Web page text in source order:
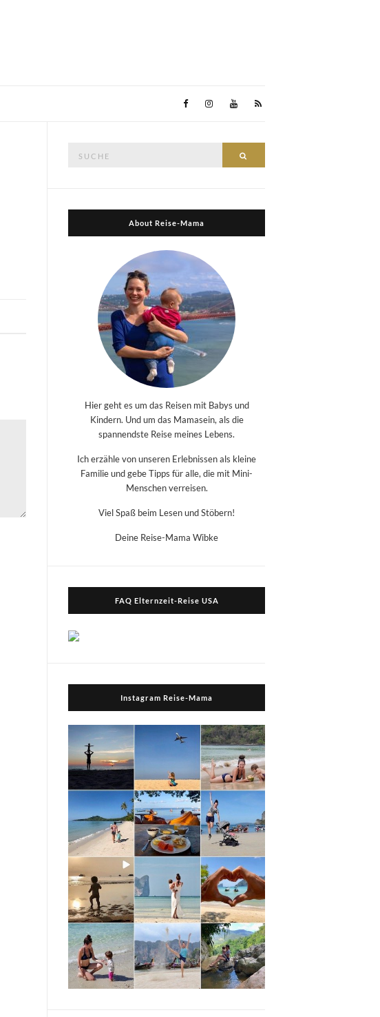
About Reise-Mama
Hier geht es um das Reisen mit Babys und
Kindern. Und um das Mamasein, als die
spannendste Reise meines Lebens.
Ich erzähle von unseren Erlebnissen als kleine
Familie und gebe Tipps für alle, die mit Mini-
Menschen verreisen.
Viel Spaß beim Lesen und Stöbern!
Deine Reise-Mama Wibke
FAQ Elternzeit-Reise USA
Instagram Reise-Mama